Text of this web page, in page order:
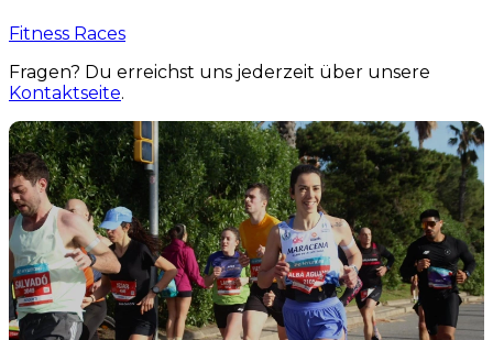
Fitness Races
Fragen? Du erreichst uns jederzeit über unsere
Kontaktseite.